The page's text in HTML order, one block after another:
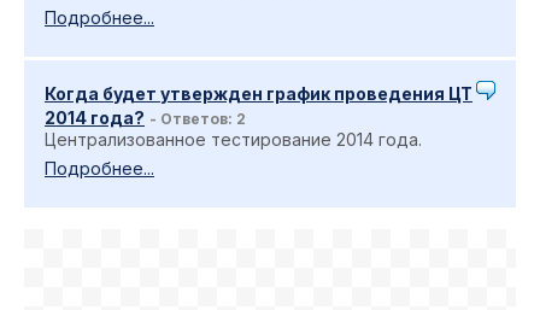
Подробнее...
Когда будет утвержден график проведения ЦТ
2014 года? - Ответов: 2
Централизованное тестирование 2014 года.
Подробнее...